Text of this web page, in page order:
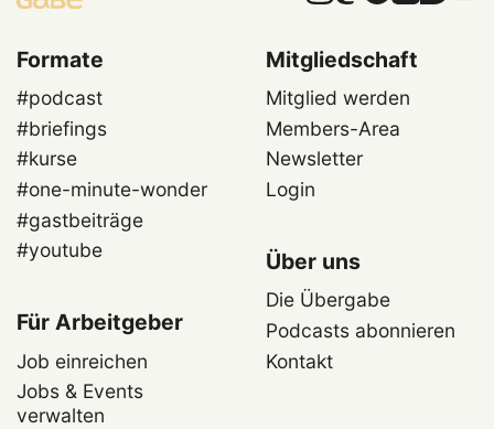
Formate
#podcast
#briefings
#kurse
#one-minute-wonder
#gastbeiträge
#youtube
Mitgliedschaft
Mitglied werden
Members-Area
Newsletter
Login
Für Arbeitgeber
Job einreichen
Jobs & Events
verwalten
Über uns
Die Übergabe
Podcasts abonnieren
Kontakt